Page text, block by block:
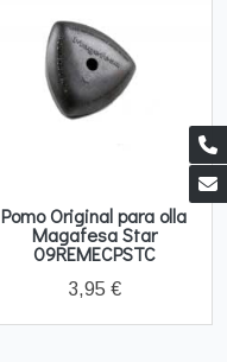
Pomo Original para olla
Magafesa Star
09REMECPSTC
3,95 €